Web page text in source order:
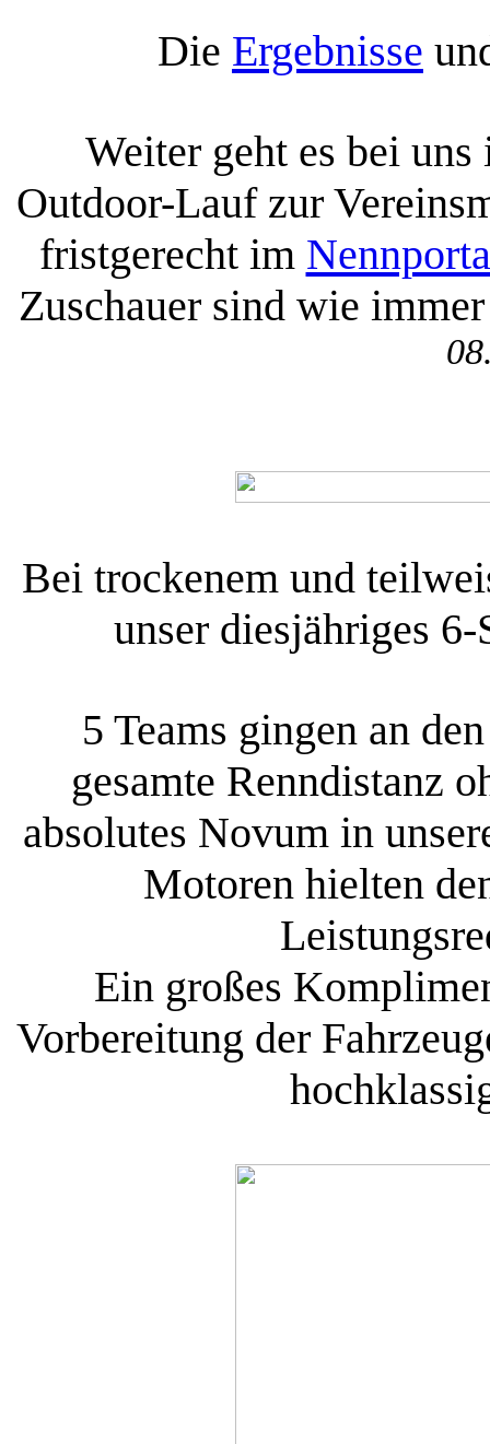
Die Ergebnisse
Weiter geht es bei
Outdoor-Lauf zur
fristgerecht im
Zuschauer sind wie
Bei trockenem und
unser diesjähriges
5 Teams gingen an
gesamte Renndistanz
absolutes Novum in
Motoren hielten
Ein großes
Vorbereitung der